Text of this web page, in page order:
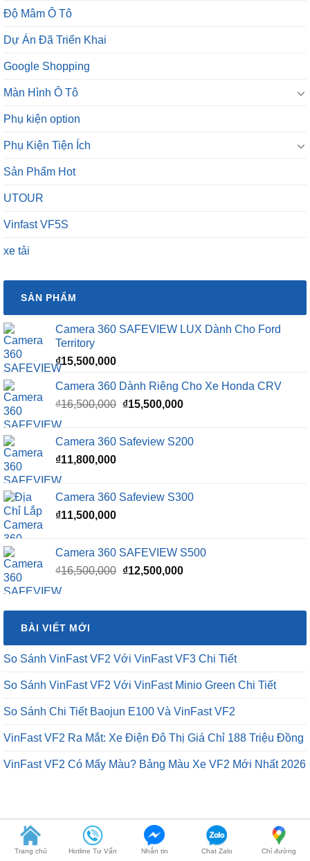
Độ Mâm Ô Tô
Dự Án Đã Triển Khai
Google Shopping
Màn Hình Ô Tô
Phụ kiện option
Phụ Kiện Tiện Ích
Sản Phẩm Hot
UTOUR
Vinfast VF5S
xe tải
SẢN PHẨM
Camera 360 SAFEVIEW LUX Dành Cho Ford
Territory
₫15,500,000
Camera 360 Dành Riêng Cho Xe Honda CRV
₫16,500,000 Giá
₫16,500,000.
₫15,500,000Giá
là:
Camera 360 Safeview S200
₫11,800,000
Camera 360 Safeview S300
₫11,500,000
Camera 360 SAFEVIEW S500
₫16,500,000 Giá
₫16,500,000.
₫12,500,000Giá
là:
BÀI VIẾT MỚI
So Sánh VinFast VF2 Với VinFast VF3 Chi Tiết
So Sánh VinFast VF2 Với VinFast Minio Green Chi Tiết
So Sánh Chi Tiết Baojun E100 Và VinFast VF2
VinFast VF2 Ra Mắt: Xe Điện Đô Thị Giá Chỉ 188 Triệu Đồng
VinFast VF2 Có Mấy Màu? Bảng Màu Xe VF2 Mới Nhất 2026
BÀI VIẾT MỚI
Trang chủ Hotline Tư Vấn Nhắn tin Chat Zalo Chỉ đường